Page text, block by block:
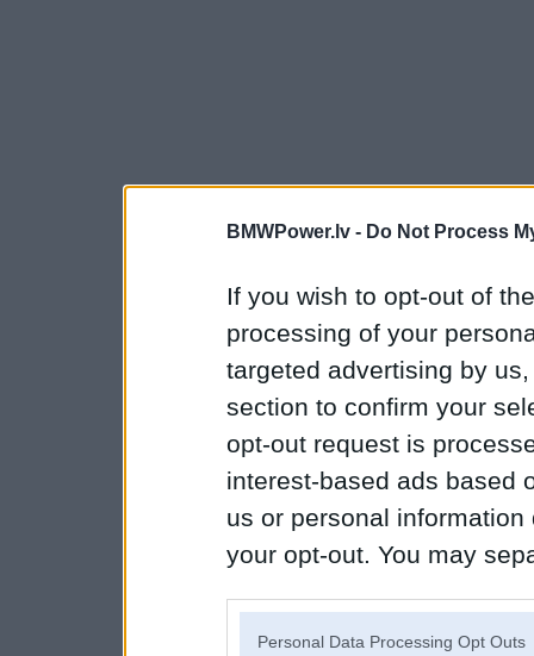
BMWPower.lv - Do Not Process
If you wish to opt-out of
processing of your
targeted advertising by
section to confirm your
opt-out request is
interest-based ads based
us or personal
your opt-out. You may
Personal Data Processing Opt Outs